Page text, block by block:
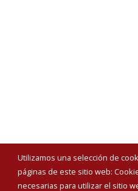
Utilizamos una selección de
páginas de este sitio web:
necesarias para utilizar el sitio